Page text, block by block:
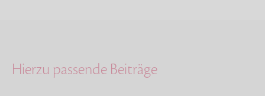
Hierzu passende Beiträge